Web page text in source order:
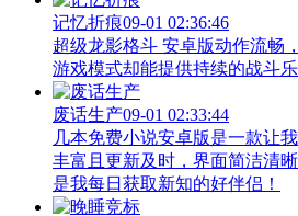
记忆折痕09-01 02:36:46
超级龙影格斗 安卓版动作流畅
游戏模式却能提供持续的战斗
废话生产09-01 02:33:44
几本免费小说安卓版是一款让
丰富且更新及时，界面简洁清
是我每日获取新知的好伴侣！